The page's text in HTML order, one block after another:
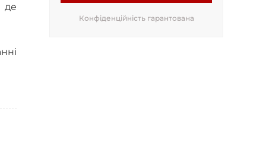
де
Конфіденційність гарантована